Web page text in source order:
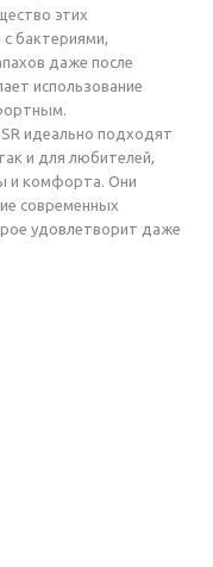
этих
бактериями,
даже после
использование
SR идеально подходят
и для любителей,
и комфорта. Они
современных
удовлетворит даже